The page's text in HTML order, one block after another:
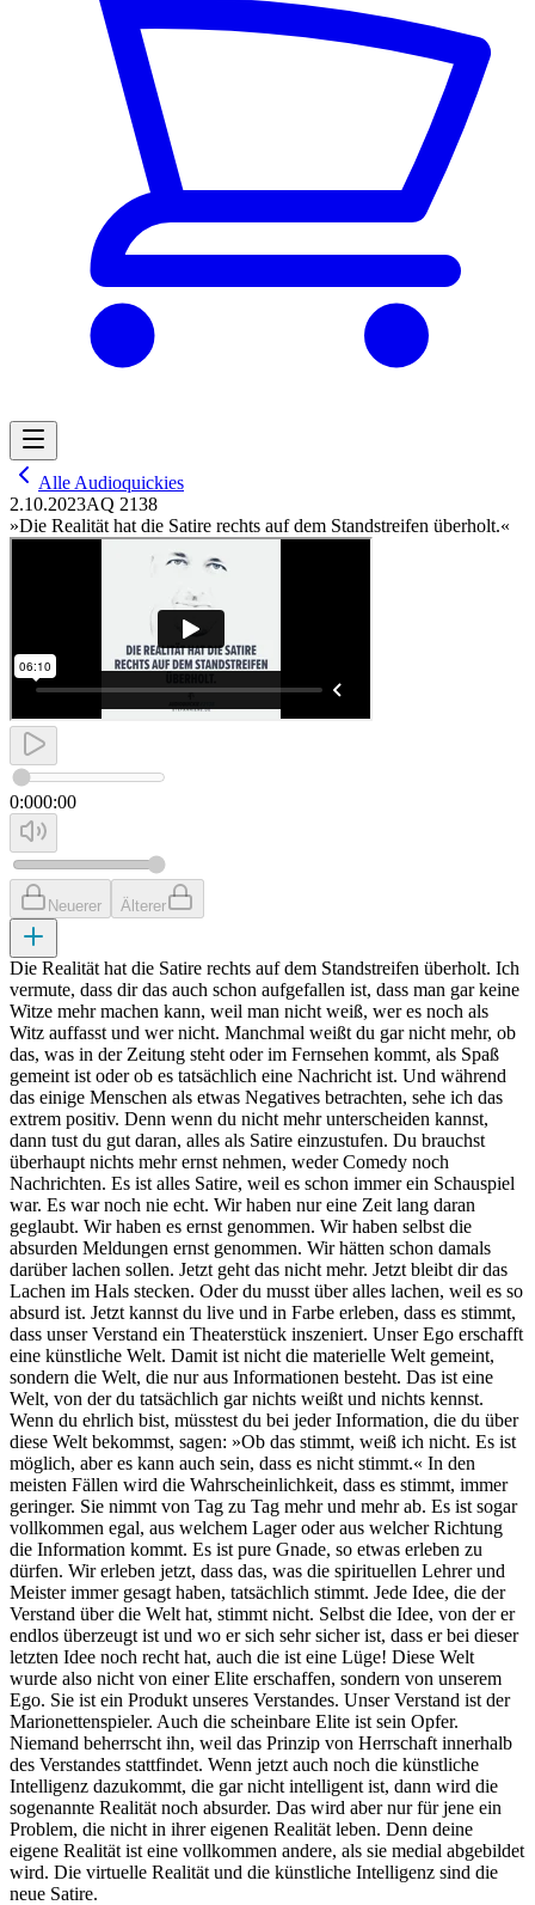
Alle Audioquickies
2.10.2023AQ 2138
»Die Realität hat die Satire rechts auf dem Standstreifen überholt.«
0:000:00
Neuerer Älterer
Die Realität hat die Satire rechts auf dem Standstreifen überholt. Ich
vermute, dass dir das auch schon aufgefallen ist, dass man gar keine
Witze mehr machen kann, weil man nicht weiß, wer es noch als
Witz auffasst und wer nicht. Manchmal weißt du gar nicht mehr, ob
das, was in der Zeitung steht oder im Fernsehen kommt, als Spaß
gemeint ist oder ob es tatsächlich eine Nachricht ist. Und während
das einige Menschen als etwas Negatives betrachten, sehe ich das
extrem positiv. Denn wenn du nicht mehr unterscheiden kannst,
dann tust du gut daran, alles als Satire einzustufen. Du brauchst
überhaupt nichts mehr ernst nehmen, weder Comedy noch
Nachrichten. Es ist alles Satire, weil es schon immer ein Schauspiel
war. Es war noch nie echt. Wir haben nur eine Zeit lang daran
geglaubt. Wir haben es ernst genommen. Wir haben selbst die
absurden Meldungen ernst genommen. Wir hätten schon damals
darüber lachen sollen. Jetzt geht das nicht mehr. Jetzt bleibt dir das
Lachen im Hals stecken. Oder du musst über alles lachen, weil es so
absurd ist. Jetzt kannst du live und in Farbe erleben, dass es stimmt,
dass unser Verstand ein Theaterstück inszeniert. Unser Ego erschafft
eine künstliche Welt. Damit ist nicht die materielle Welt gemeint,
sondern die Welt, die nur aus Informationen besteht. Das ist eine
Welt, von der du tatsächlich gar nichts weißt und nichts kennst.
Wenn du ehrlich bist, müsstest du bei jeder Information, die du über
diese Welt bekommst, sagen: »Ob das stimmt, weiß ich nicht. Es ist
möglich, aber es kann auch sein, dass es nicht stimmt.« In den
meisten Fällen wird die Wahrscheinlichkeit, dass es stimmt, immer
geringer. Sie nimmt von Tag zu Tag mehr und mehr ab. Es ist sogar
vollkommen egal, aus welchem Lager oder aus welcher Richtung
die Information kommt. Es ist pure Gnade, so etwas erleben zu
dürfen. Wir erleben jetzt, dass das, was die spirituellen Lehrer und
Meister immer gesagt haben, tatsächlich stimmt. Jede Idee, die der
Verstand über die Welt hat, stimmt nicht. Selbst die Idee, von der er
endlos überzeugt ist und wo er sich sehr sicher ist, dass er bei dieser
letzten Idee noch recht hat, auch die ist eine Lüge! Diese Welt
wurde also nicht von einer Elite erschaffen, sondern von unserem
Ego. Sie ist ein Produkt unseres Verstandes. Unser Verstand ist der
Marionettenspieler. Auch die scheinbare Elite ist sein Opfer.
Niemand beherrscht ihn, weil das Prinzip von Herrschaft innerhalb
des Verstandes stattfindet. Wenn jetzt auch noch die künstliche
Intelligenz dazukommt, die gar nicht intelligent ist, dann wird die
sogenannte Realität noch absurder. Das wird aber nur für jene ein
Problem, die nicht in ihrer eigenen Realität leben. Denn deine
eigene Realität ist eine vollkommen andere, als sie medial abgebildet
wird. Die virtuelle Realität und die künstliche Intelligenz sind die
neue Satire.